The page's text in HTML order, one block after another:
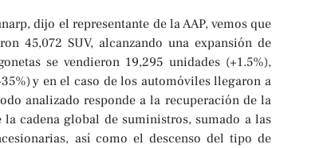
dijo el representante de la AAP, vemos que
45,072 SUV, alcanzando una expansión de
se vendieron 19,295 unidades (+1.5%),
y en el caso de los automóviles llegaron a
analizado responde a la recuperación de la
cadena global de suministros, sumado a las
así como el descenso del tipo de